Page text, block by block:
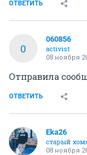
ОТВЕТИТЬ
0
060856
activist
08 ноября
Отправила
ОТВЕТИТЬ
Eka26
старый
08 ноября